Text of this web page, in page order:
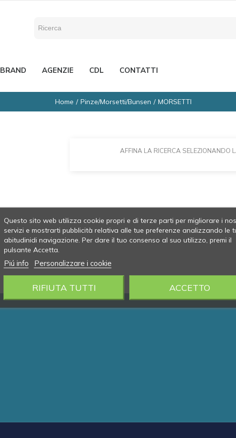
BRAND AGENZIE CDL CONTATTI
Home Pinze/Morsetti/Bunsen MORSETTI
AFFINA LA RICERCA SELEZIONANDO
Questo sito web utilizza cookie propri e di terze parti per migliorare i
servizi e mostrarti pubblicità relativa alle tue preferenze analizzando le
abitudinidi navigazione. Per dare il tuo consenso al suo utilizzo, premi il
pulsante Accetta.
Piú info Personalizzare i cookie
RIFIUTA TUTTI ACCETTO